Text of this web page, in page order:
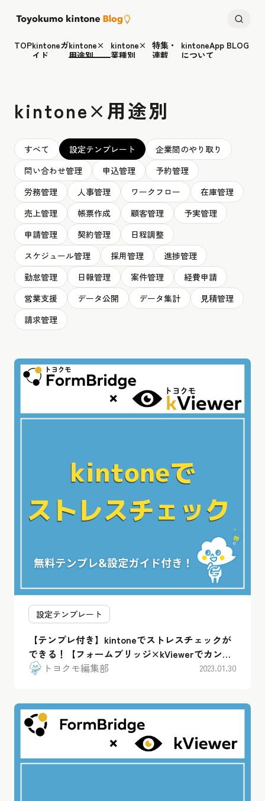
TOPkintoneガ
イド
kintone×
用途別
kintone×
業種別
特集・
連載
kintoneApp BLOG
について
kintone×用途別
すべて 設定テンプレート
企業間のやり取り
問い合わせ管理
申込管理
予約管理
労務管理
人事管理 ワークフロー
在庫管理
売上管理
帳票作成 顧客管理
予実管理
申請管理
契約管理
日程調整
スケジュール管理
採用管理
進捗管理
勤怠管理
日報管理 案件管理
経費申請
営業支援
データ公開 データ集計
見積管理
請求管理
設定テンプレート
【テンプレ付き】kintoneでストレスチェックが
できる！【フォームブリッジ×kViewerでカンタ
ン運用】トヨクモ編集部 2023.01.30